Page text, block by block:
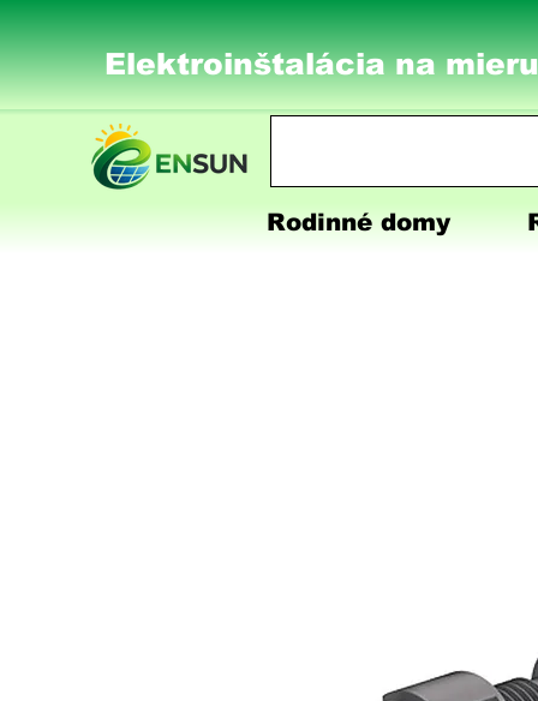
Elektroinštalácia na
Rodinné domy